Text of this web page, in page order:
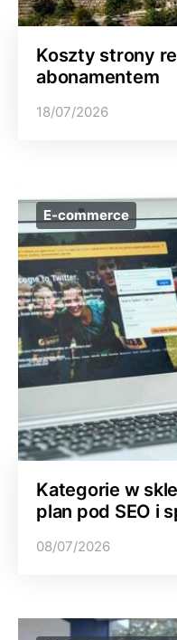
Koszty strony
abonamentem
18/07/2026
E-commerce
Kategorie w
plan pod SEO i
08/07/2026